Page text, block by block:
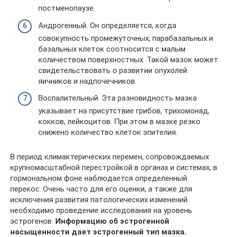
постменопаузе.
Андрогенный. Он определяется, когда
совокупность промежуточных, парабазальных и
базальных клеток соотносится с малым
количеством поверхностных. Такой мазок может
свидетельствовать о развитии опухолей
яичников и надпочечников.
Воспалительный. Эта разновидность мазка
указывает на присутствие грибов, трихомонад,
кокков, лейкоцитов. При этом в мазке резко
снижено количество клеток эпителия.
В период климактерических перемен, сопровождаемых
крупномасштабной перестройкой в органах и системах, в
гормональном фоне наблюдается определенный
перекос. Очень часто для его оценки, а также для
исключения развития патологических изменений
необходимо проведение исследования на уровень
эстрогенов. Информацию об эстрогенной
насыщенности дает эстрогенный тип мазка.